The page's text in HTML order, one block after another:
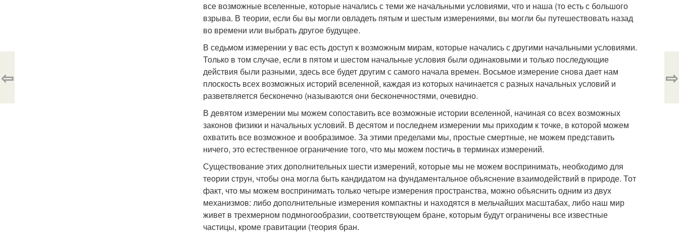
все возможные вселенные, которые начались с теми же начальными условиями, что и наша (то есть с большого
взрыва. В теории, если бы вы могли овладеть пятым и шестым измерениями, вы могли бы путешествовать назад
во времени или выбрать другое будущее.
В седьмом измерении у вас есть доступ к возможным мирам, которые начались с другими начальными условиями.
Только в том случае, если в пятом и шестом начальные условия были одинаковыми и только последующие
действия были разными, здесь все будет другим с самого начала времен. Восьмое измерение снова дает нам
плоскость всех возможных историй вселенной, каждая из которых начинается с разных начальных условий и
разветвляется бесконечно (называются они бесконечностями, очевидно.
В девятом измерении мы можем сопоставить все возможные истории вселенной, начиная со всех возможных
законов физики и начальных условий. В десятом и последнем измерении мы приходим к точке, в которой можем
охватить все возможное и вообразимое. За этими пределами мы, простые смертные, не можем представить
ничего, это естественное ограничение того, что мы можем постичь в терминах измерений.
Существование этих дополнительных шести измерений, которые мы не можем воспринимать, необходимо для
теории струн, чтобы она могла быть кандидатом на фундаментальное объяснение взаимодействий в природе. Тот
факт, что мы можем воспринимать только четыре измерения пространства, можно объяснить одним из двух
механизмов: либо дополнительные измерения компактны и находятся в мельчайших масштабах, либо наш мир
живет в трехмерном подмногообразии, соответствующем бране, которым будут ограничены все известные
частицы, кроме гравитации (теория бран.
⇦ ⇨